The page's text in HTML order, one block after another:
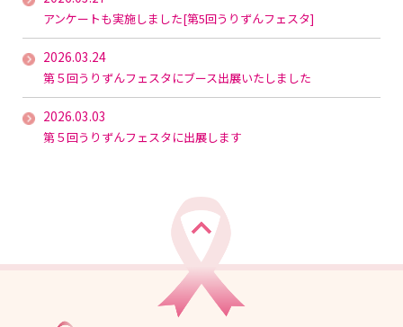
アンケートも実施しました[第5回うりずんフェスタ]
2026.03.24
第５回うりずんフェスタにブース出展いたしました
2026.03.03
第５回うりずんフェスタに出展します